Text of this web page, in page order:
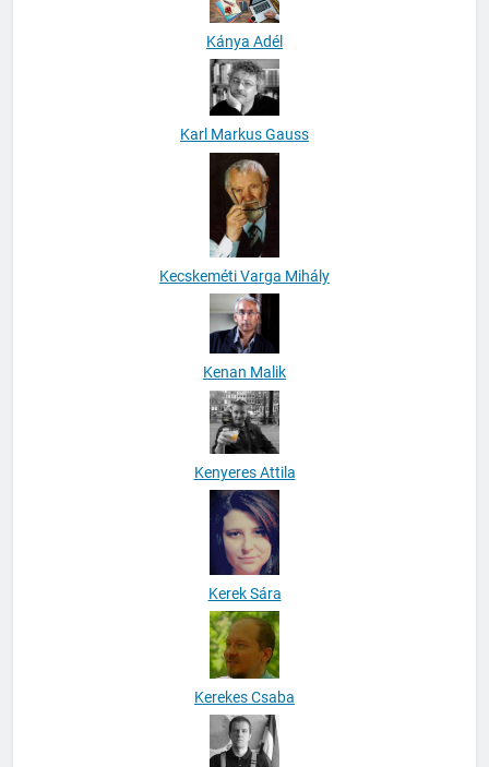
Kánya Adél
Karl Markus Gauss
Kecskeméti Varga Mihály
Kenan Malik
Kenyeres Attila
Kerek Sára
Kerekes Csaba